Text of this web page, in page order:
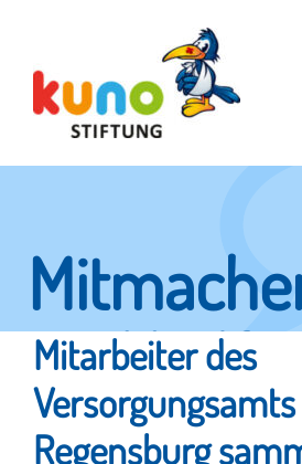
content
und
Hier erfahren Sie, wie
Mitarbeiter des
Versorgungsamts
Regensburg